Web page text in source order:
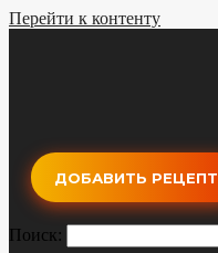
Перейти к контенту
ДОБАВИТЬ РЕЦЕПТ
Поиск: